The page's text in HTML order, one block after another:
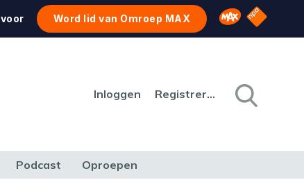
Word lid van Omroep MAX Omroep MAX
NPO
Inloggen Registreren
Podcast Oproepen